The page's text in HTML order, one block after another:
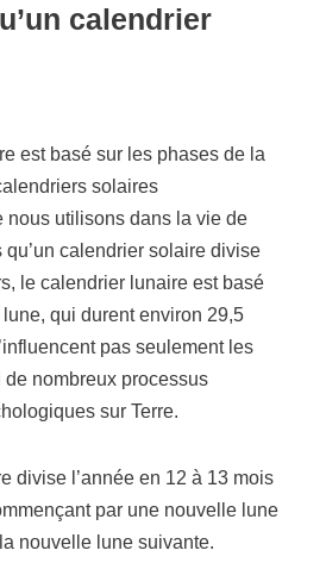
calendrier
est basé sur les phases de la
solaires
nous utilisons dans la vie de
qu’un calendrier solaire divise
le calendrier lunaire est basé
qui durent environ 29,5
pas seulement les
nombreux processus
sur Terre.
divise l’année en 12 à 13 mois
par une nouvelle lune
nouvelle lune suivante.